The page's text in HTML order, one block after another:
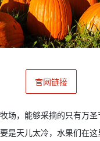
官网链接
场，能够采摘的只有万圣
是天儿太冷，水果们在